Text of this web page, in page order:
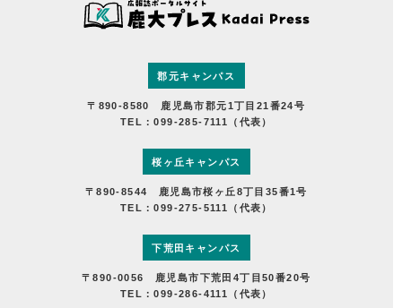
郡元キャンパス
〒890-8580 鹿児島市郡元1丁目21番24号
TEL：099-285-7111（代表）
桜ヶ丘キャンパス
〒890-8544 鹿児島市桜ヶ丘8丁目35番1号
TEL：099-275-5111（代表）
下荒田キャンパス
〒890-0056 鹿児島市下荒田4丁目50番20号
TEL：099-286-4111（代表）